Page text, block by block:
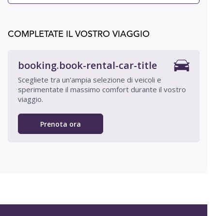
COMPLETATE IL VOSTRO VIAGGIO
booking.book-rental-car-title
Scegliete tra un'ampia selezione di veicoli e
sperimentate il massimo comfort durante il vostro
viaggio.
Prenota ora